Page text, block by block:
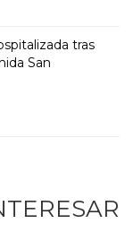
tras
San